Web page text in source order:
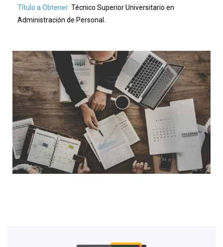
Título a Obtener: Técnico Superior Universitario en
Administración de Personal.